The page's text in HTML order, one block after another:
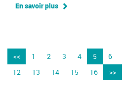
En savoir plus
<< 1 2 3 4 5 6
12
13 14 15 16 >>